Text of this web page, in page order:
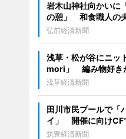
岩木山神社向かいに
の憩」 和食職人の
弘前経済新聞
浅草・松が谷にニッ
mori」 編み物好き
浅草経済新聞
田川市民プールで「
イ」 開催に向けCF
筑豊経済新聞